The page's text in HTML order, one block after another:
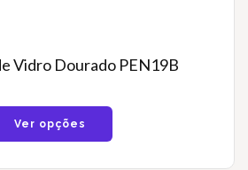
Vidro Dourado PEN19B
Ver opções